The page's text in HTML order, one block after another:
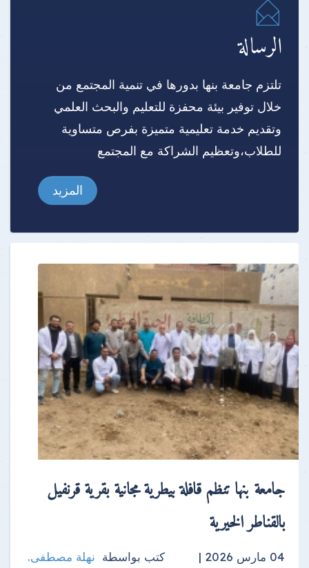
الرسالة
تلتزم جامعة بنها بدورها في تنمية المجتمع من
خلال توفير بيئة محفزة للتعليم والبحث العلمي
وتقديم خدمة تعليمية متميزة بفرص متساوية
للطلاب،وتعظيم الشراكة مع المجتمع
المزيد
جامعة بنها تنظم قافلة بيطرية مجانية بقرية قرنفيل
بالقناطر الخيرية
04 مارس 2026 | كتب بواسطة نهلة مصطفى.